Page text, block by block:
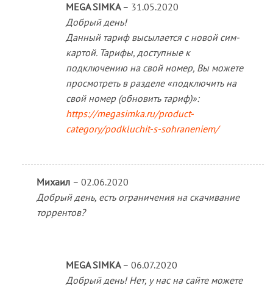
MEGA SIMKA – 31.05.2020
Добрый день!
Данный тариф высылается с новой сим-
картой. Тарифы, доступные к
подключению на свой номер, Вы можете
просмотреть в разделе «подключить на
свой номер (обновить тариф)»:
https://megasimka.ru/product-
category/podkluchit-s-sohraneniem/
Михаил – 02.06.2020
Добрый день, есть ограничения на скачивание
торрентов?
MEGA SIMKA – 06.07.2020
Добрый день! Нет, у нас на сайте можете